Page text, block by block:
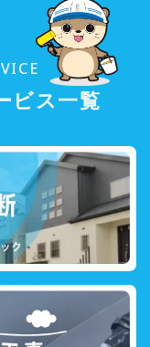
ビス一覧